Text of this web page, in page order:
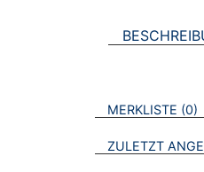
VERWEISE
MERKLISTE 0
ZULETZT